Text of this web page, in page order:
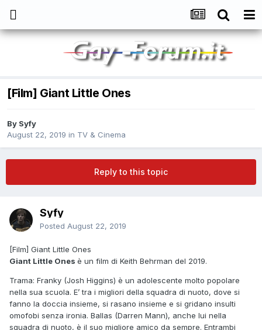
[Film] Giant Little Ones
By Syfy
August 22, 2019 in TV & Cinema
Reply to this topic
Syfy
Posted August 22, 2019
[Film] Giant Little Ones
Giant Little Ones è un film di Keith Behrman del 2019.
Trama: Franky (Josh Higgins) è un adolescente molto popolare
nella sua scuola. E’ tra i migliori della squadra di nuoto, dove si
fanno la doccia insieme, si rasano insieme e si gridano insulti
omofobi senza ironia. Ballas (Darren Mann), anche lui nella
squadra di nuoto, è il suo migliore amico da sempre. Entrambi